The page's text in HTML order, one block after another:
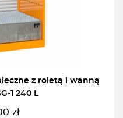
z roletą i wanną
1 240 L
zł